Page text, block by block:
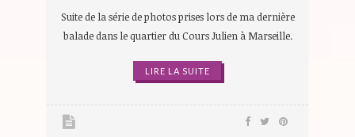
Suite de la série de photos prises lors de ma dernière
balade dans le quartier du Cours Julien à Marseille.
LIRE LA SUITE